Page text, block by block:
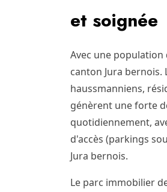
et soignée
Avec une
canton Jura
haussmanniens,
génèrent une forte
quotidiennement,
d'accès (parkings
Jura bernois.
Le parc immobilier